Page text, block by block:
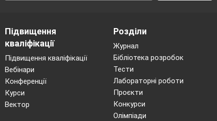
а також у гарячих джерелах, льодовиках, на
снігу.
Водорості, які заселяють товщу води
океанів, морів, прісних водойм і пасивно
переносяться течією, відносять до рослинного
фітопланктону
фітопланктон складається, здебільшого, з
Підвищення
кваліфікації
Підвищення кваліфікації
Вебінари
Конференції
Курси
Вектор
Розділи
Журнал
Бібліотека розробок
Тести
Лабораторні роботи
Проєкти
Конкурси
Олімпіади